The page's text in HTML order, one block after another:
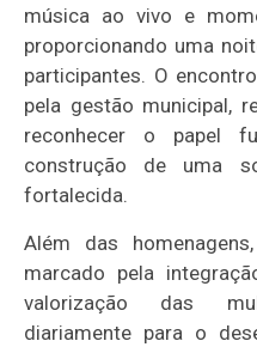
música ao vivo e
proporcionando uma
participantes. O
pela gestão municipal,
reconhecer o papel
construção de uma
fortalecida.
Além das
marcado pela
valorização das
diariamente para o